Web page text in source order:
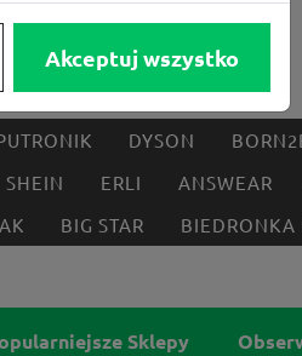
DYSON
SHEIN ERLI ANSWEAR
BIG STAR BIEDRONKA
Sklepy
Akceptuj wszystko